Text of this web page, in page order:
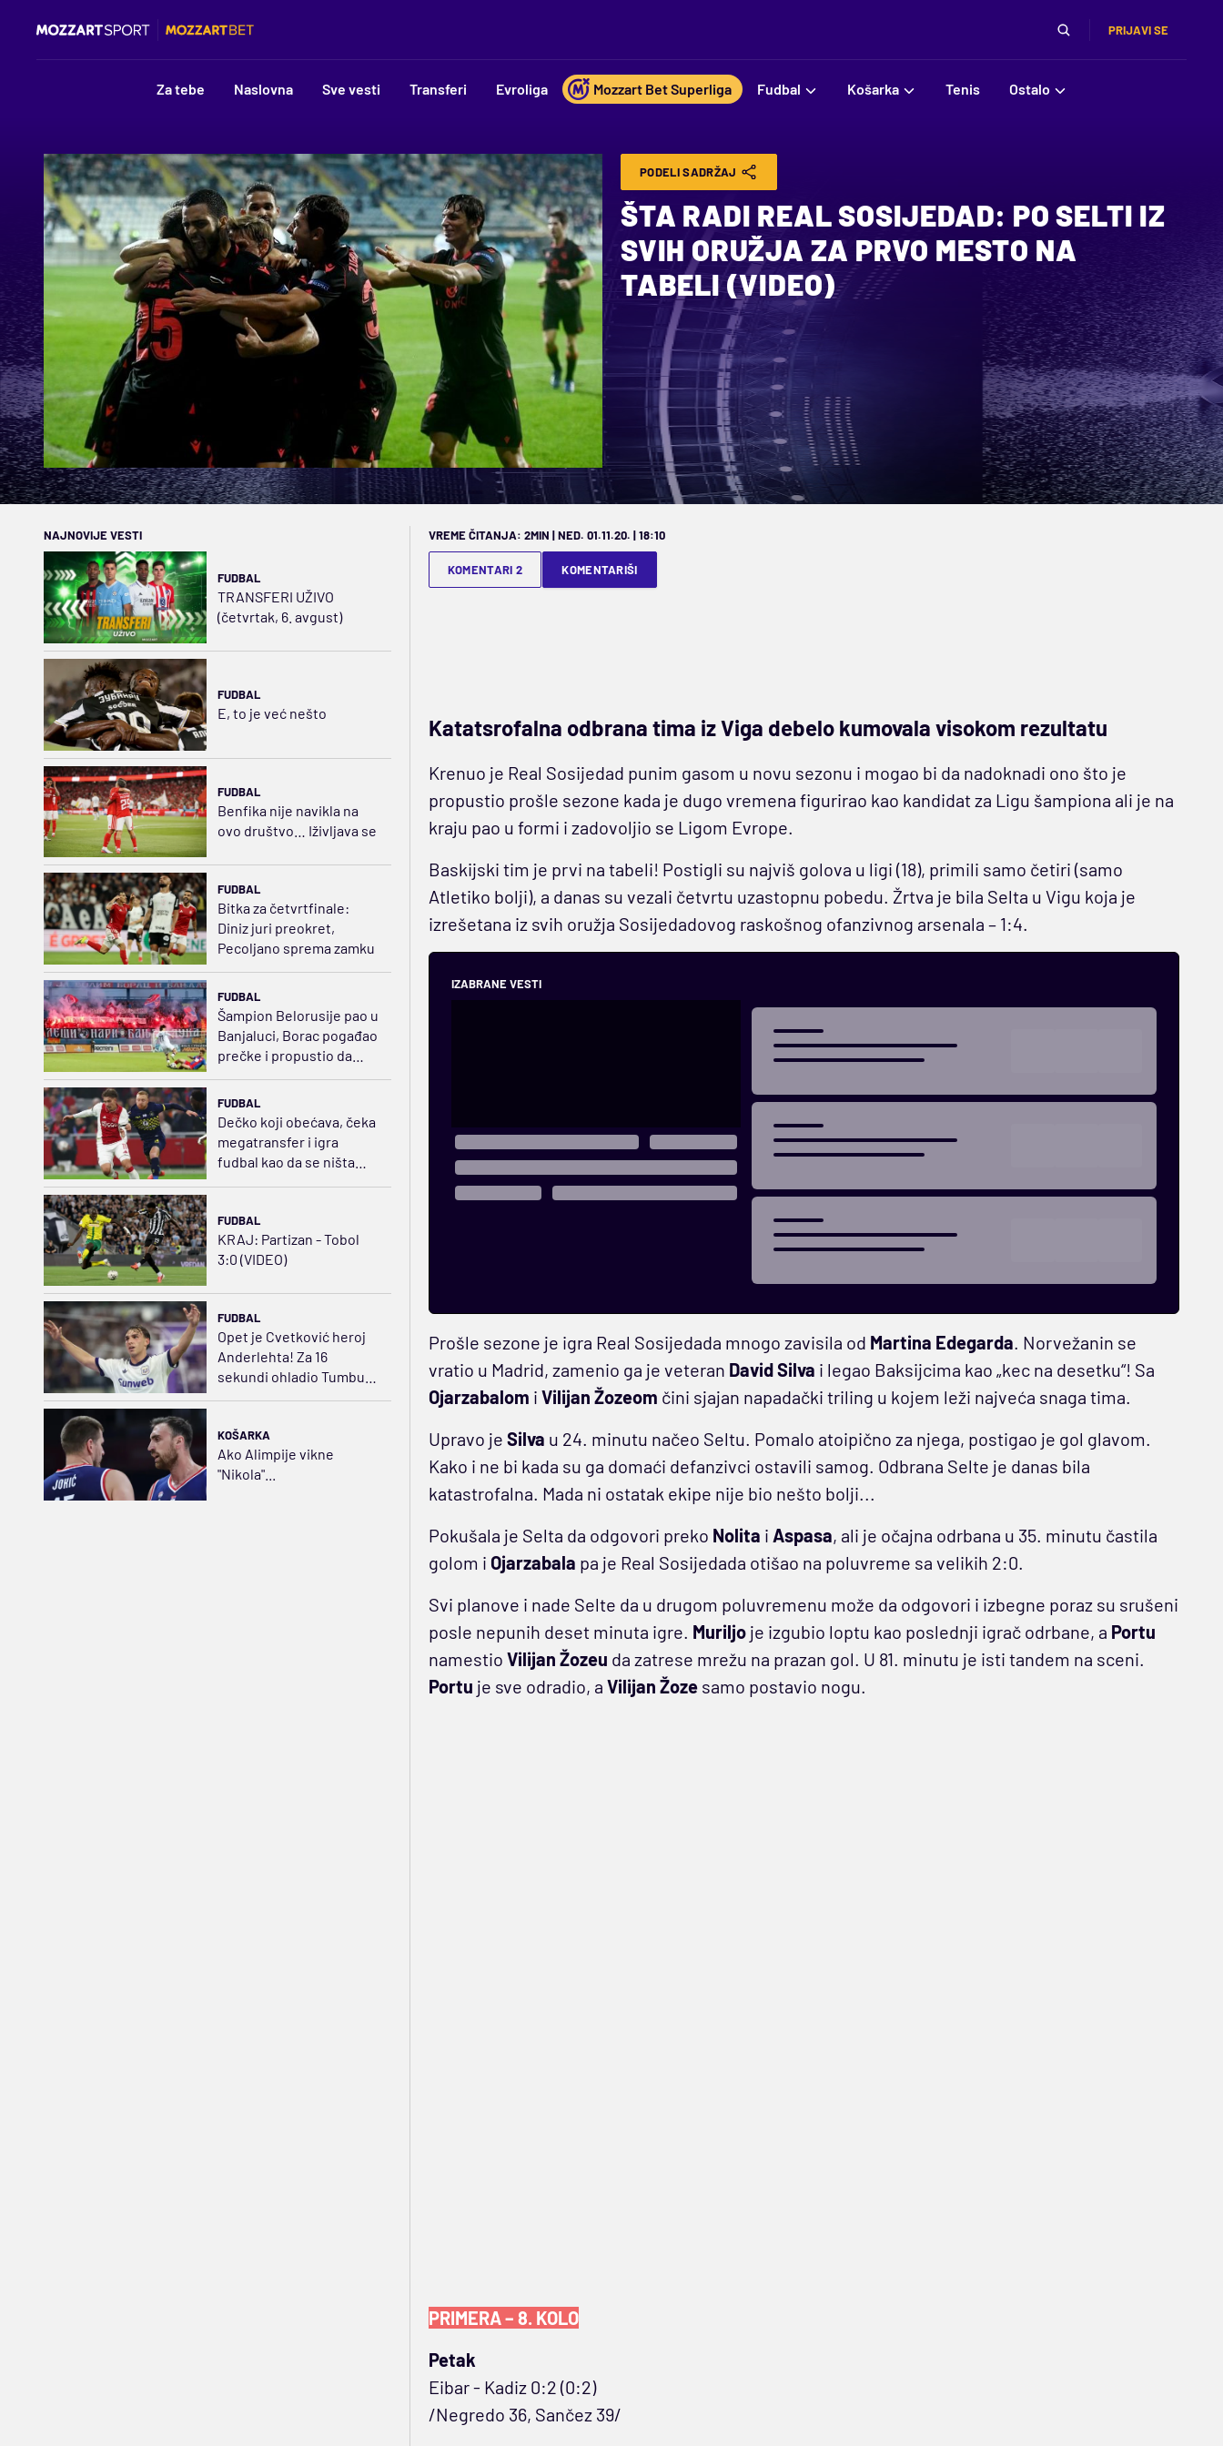
PRIJAVI SE
Za tebe Naslovna Sve vesti Transferi Evroliga Mozzart Bet Superliga Fudbal Košarka Tenis Ostalo
PODELI SADRŽAJ
ŠTA RADI REAL SOSIJEDAD: PO SELTI IZ
SVIH ORUŽJA ZA PRVO MESTO NA
TABELI (VIDEO)
NAJNOVIJE VESTI
FUDBAL
TRANSFERI UŽIVO
(četvrtak, 6. avgust)
FUDBAL
E, to je već nešto
FUDBAL
Benfika nije navikla na
ovo društvo… Iživljava se
FUDBAL
Bitka za četvrtfinale:
Diniz juri preokret,
Pecoljano sprema zamku
FUDBAL
Šampion Belorusije pao u
Banjaluci, Borac pogađao
prečke i propustio da
FUDBAL
Dečko koji obećava, čeka
megatransfer i igra
fudbal kao da se ništa
FUDBAL
KRAJ: Partizan - Tobol
3:0 (VIDEO)
FUDBAL
Opet je Cvetković heroj
Anderlehta! Za 16
sekundi ohladio Tumbu
KOŠARKA
Ako Alimpije vikne
"Nikola"...
VREME ČITANJA: 2MIN | NED. 01.11.20. | 18:10
KOMENTARI 2 KOMENTARIŠI
Katatsrofalna odbrana tima iz Viga debelo kumovala visokom rezultatu
Krenuo je Real Sosijedad punim gasom u novu sezonu i mogao bi da nadoknadi ono što je
propustio prošle sezone kada je dugo vremena figurirao kao kandidat za Ligu šampiona ali je na
kraju pao u formi i zadovoljio se Ligom Evrope.
Baskijski tim je prvi na tabeli! Postigli su najviš golova u ligi (18), primili samo četiri (samo
Atletiko bolji), a danas su vezali četvrtu uzastopnu pobedu. Žrtva je bila Selta u Vigu koja je
izrešetana iz svih oružja Sosijedadovog raskošnog ofanzivnog arsenala – 1:4.
IZABRANE VESTI
Prošle sezone je igra Real Sosijedada mnogo zavisila od Martina Edegarda. Norvežanin se
vratio u Madrid, zamenio ga je veteran David Silva i legao Baksijcima kao „kec na desetku“! Sa
Ojarzabalom i Vilijan Žozeom čini sjajan napadački triling u kojem leži najveća snaga tima.
Upravo je Silva u 24. minutu načeo Seltu. Pomalo atoipično za njega, postigao je gol glavom.
Kako i ne bi kada su ga domaći defanzivci ostavili samog. Odbrana Selte je danas bila
katastrofalna. Mada ni ostatak ekipe nije bio nešto bolji...
Pokušala je Selta da odgovori preko Nolita i Aspasa, ali je očajna odrbana u 35. minutu častila
golom i Ojarzabala pa je Real Sosijedada otišao na poluvreme sa velikih 2:0.
Svi planove i nade Selte da u drugom poluvremenu može da odgovori i izbegne poraz su srušeni
posle nepunih deset minuta igre. Muriljoje izgubio loptu kao poslednji igrač odrbane, a Portu
namestio Vilijan Žozeu da zatrese mrežu na prazan gol. U 81. minutu je isti tandem na sceni.
Portu je sve odradio, a Vilijan Žozesamo postavio nogu.
PRIMERA – 8. KOLO
Petak
Eibar - Kadiz 0:2 (0:2)
/Negredo 36, Sančez 39/